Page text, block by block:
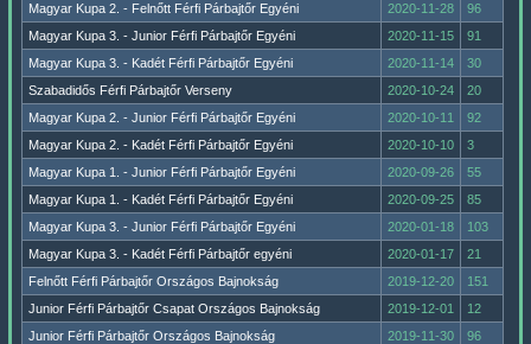
Magyar Kupa 2. - Felnőtt Férfi Párbajtőr Egyéni
2020-11-28
96
Magyar Kupa 3. - Junior Férfi Párbajtőr Egyéni
2020-11-15
91
Magyar Kupa 3. - Kadét Férfi Párbajtőr Egyéni
2020-11-14
30
Szabadidős Férfi Párbajtőr Verseny
2020-10-24
20
Magyar Kupa 2. - Junior Férfi Párbajtőr Egyéni
2020-10-11
92
Magyar Kupa 2. - Kadét Férfi Párbajtőr Egyéni
2020-10-10
3
Magyar Kupa 1. - Junior Férfi Párbajtőr Egyéni
2020-09-26
55
Magyar Kupa 1. - Kadét Férfi Párbajtőr Egyéni
2020-09-25
85
Magyar Kupa 3. - Junior Férfi Párbajtőr Egyéni
2020-01-18
103
Magyar Kupa 3. - Kadét Férfi Párbajtőr egyéni
2020-01-17
21
Felnőtt Férfi Párbajtőr Országos Bajnokság
2019-12-20
151
Junior Férfi Párbajtőr Csapat Országos Bajnokság
2019-12-01
12
Junior Férfi Párbajtőr Országos Bajnokság
2019-11-30
96